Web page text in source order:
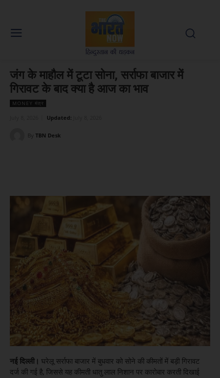
जंग के माहौल में टूटा सोना, सर्राफा बाजार में
गिरावट के बाद क्या है आज का भाव
MONEY मंत्र
Updated:
By TBN Desk
नई दिल्ली। घरेलू सर्राफा बाजार में बुधवार को सोने की कीमतों में बड़ी गिरावट
दर्ज की गई है, जिससे यह कीमती धातु लाल निशान पर कारोबार करती दिखाई